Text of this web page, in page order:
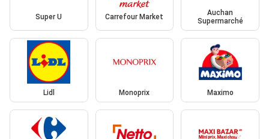
Super U Carrefour Market
Auchan
Supermarché
Lidl Monoprix Maximo